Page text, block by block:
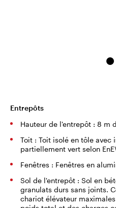
Entrepôts
Hauteur de l'entrepôt : 8 m
Toit : Toit isolé en tôle
partiellement vert selon
Fenêtres : Fenêtres en
Sol de l'entrepôt : Sol en
granulats durs sans joints.
chariot élévateur